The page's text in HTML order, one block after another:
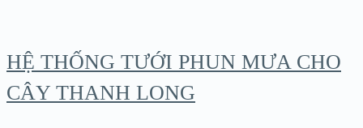
HỆ THỐNG TƯỚI PHUN MƯA CHO
CÂY THANH LONG